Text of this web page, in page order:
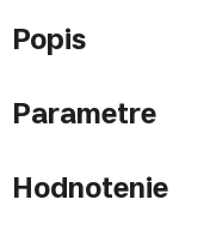
Popis
Parametre
Hodnotenie